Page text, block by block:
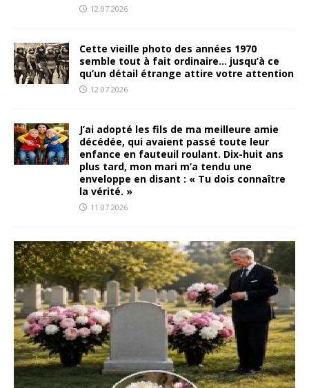
12.07.2026
Cette vieille photo des années 1970
semble tout à fait ordinaire… jusqu’à ce
qu’un détail étrange attire votre attention
12.07.2026
J’ai adopté les fils de ma meilleure amie
décédée, qui avaient passé toute leur
enfance en fauteuil roulant. Dix-huit ans
plus tard, mon mari m’a tendu une
enveloppe en disant : « Tu dois connaître
la vérité. »
11.07.2026